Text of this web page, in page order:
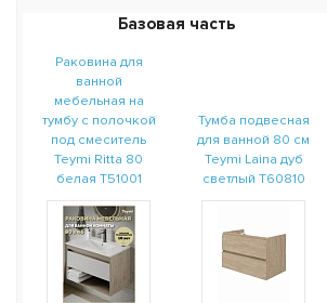
Базовая часть
Раковина для
ванной
мебельная на
тумбу с полочкой
под смеситель
Teymi Ritta 80
белая T51001
Тумба подвесная
для ванной 80 см
Teymi Laina дуб
светлый T60810